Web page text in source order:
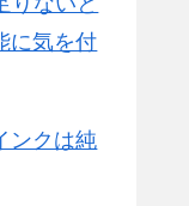
に気を付
ンクは純